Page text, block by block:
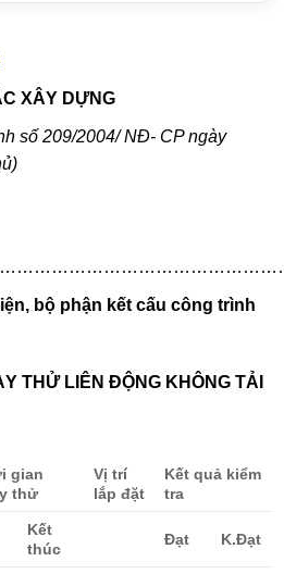
XÂY DỰNG
số 209/2004/ NĐ- CP ngày
bộ phận kết cấu công trình
THỬ LIÊN ĐỘNG KHÔNG TẢI
gian
thử
Vị trí
lắp đặt
Kết quả kiểm
tra
Kết
thúc
Đạt K.Đạt